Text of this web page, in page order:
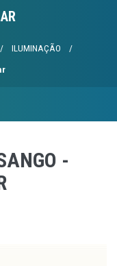
/ ILUMINAÇÃO /
-